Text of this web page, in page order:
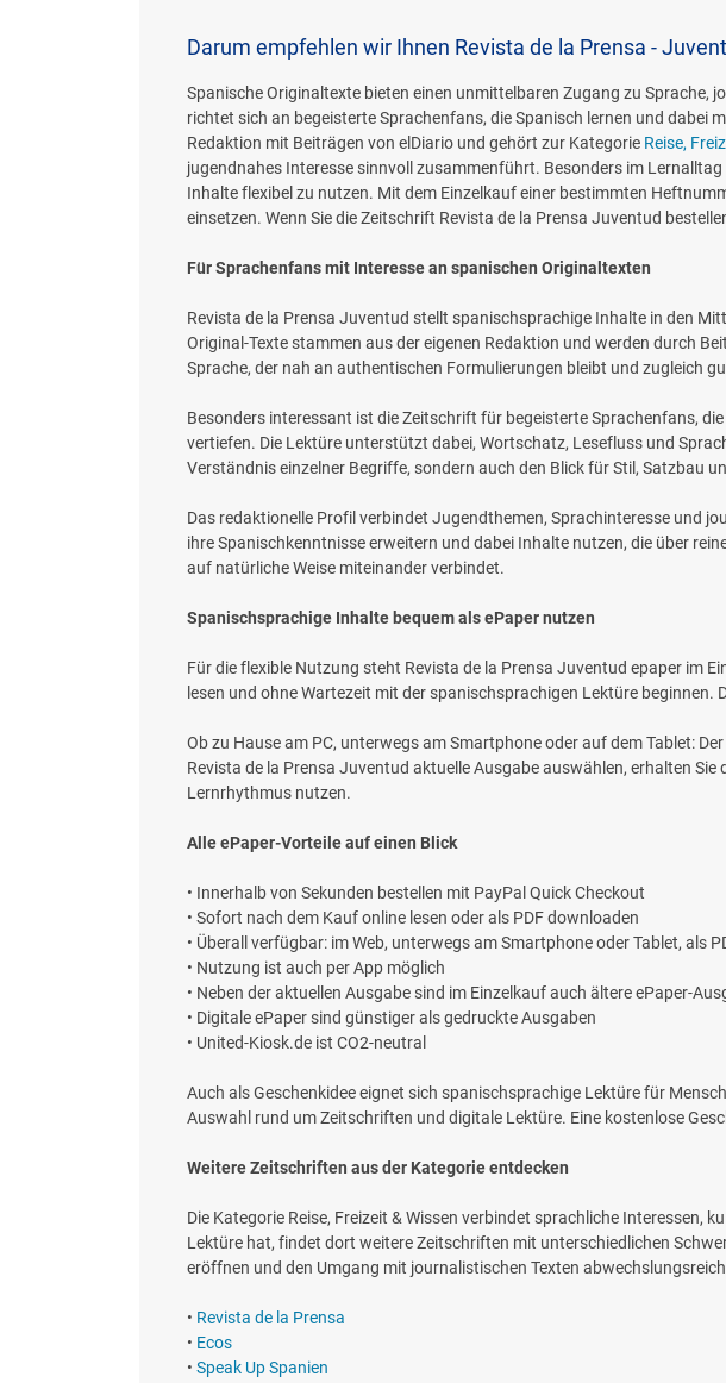
Darum empfehlen wir Ihnen Revista de la Prensa -
Spanische Originaltexte bieten einen unmittelbaren Zugang zu
richtet sich an begeisterte Sprachenfans, die Spanisch lernen und dabei
Redaktion mit Beiträgen von elDiario und gehört zur Kategorie Reise,
jugendnahes Interesse sinnvoll zusammenführt. Besonders im
Inhalte flexibel zu nutzen. Mit dem Einzelkauf einer bestimmten
einsetzen. Wenn Sie die Zeitschrift Revista de la Prensa Juventud
Für Sprachenfans mit Interesse an spanischen Originaltexten
Revista de la Prensa Juventud stellt spanischsprachige Inhalte in den
Original-Texte stammen aus der eigenen Redaktion und werden durch
Sprache, der nah an authentischen Formulierungen bleibt und zugleich
Besonders interessant ist die Zeitschrift für begeisterte Sprachenfans,
vertiefen. Die Lektüre unterstützt dabei, Wortschatz, Lesefluss und
Verständnis einzelner Begriffe, sondern auch den Blick für Stil, Satzbau
Das redaktionelle Profil verbindet Jugendthemen, Sprachinteresse und
ihre Spanischkenntnisse erweitern und dabei Inhalte nutzen, die über
auf natürliche Weise miteinander verbindet.
Spanischsprachige Inhalte bequem als ePaper nutzen
Für die flexible Nutzung steht Revista de la Prensa Juventud epaper im
lesen und ohne Wartezeit mit der spanischsprachigen Lektüre
Ob zu Hause am PC, unterwegs am Smartphone oder auf dem Tablet:
Revista de la Prensa Juventud aktuelle Ausgabe auswählen, erhalten
Lernrhythmus nutzen.
Alle ePaper-Vorteile auf einen Blick
• Innerhalb von Sekunden bestellen mit PayPal Quick Checkout
• Sofort nach dem Kauf online lesen oder als PDF downloaden
• Überall verfügbar: im Web, unterwegs am Smartphone oder Tablet, als
• Nutzung ist auch per App möglich
• Neben der aktuellen Ausgabe sind im Einzelkauf auch ältere ePaper-
• Digitale ePaper sind günstiger als gedruckte Ausgaben
• United-Kiosk.de ist CO2-neutral
Auch als Geschenkidee eignet sich spanischsprachige Lektüre für
Auswahl rund um Zeitschriften und digitale Lektüre. Eine kostenlose
Weitere Zeitschriften aus der Kategorie entdecken
Die Kategorie Reise, Freizeit & Wissen verbindet sprachliche Interessen,
Lektüre hat, findet dort weitere Zeitschriften mit unterschiedlichen
eröffnen und den Umgang mit journalistischen Texten
• Revista de la Prensa
• Ecos
• Speak Up Spanien